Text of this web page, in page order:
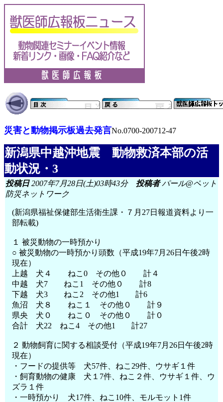
災害と動物掲示板過去発言No.0700-200712-47
新潟県中越沖地震 動物救済本部の活
動状況・3
投稿日2007年7月28日(土)03時43分 投稿者パール@ペット
防災ネットワーク
(新潟県福祉保健部生活衛生課・７月27日報道資料より一
部転載)
１ 被災動物の一時預かり
○ 被災動物の一時預かり頭数（平成19年7月26日午後2時
現在）
上越 犬４ ねこ0 その他０ 計４
中越 犬7 ねこ1 その他０ 計8
下越 犬3 ねこ2 その他1 計6
魚沼 犬８ ねこ１ その他０ 計９
県央 犬０ ねこ０ その他０ 計０
合計 犬22 ねこ4 その他1 計27
２ 動物飼育に関する相談受付（平成19年7月26日午後2時
現在）
・フードの提供等 犬57件、ねこ29件、ウサギ１件
・飼育動物の健康 犬１7件、ねこ２件、ウサギ１件、ウ
ズラ１件
・一時預かり 犬17件、ねこ10件、モルモット1件